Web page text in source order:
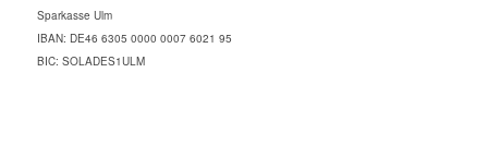
Sparkasse Ulm
IBAN: DE46 6305 0000 0007 6021 95
BIC: SOLADES1ULM